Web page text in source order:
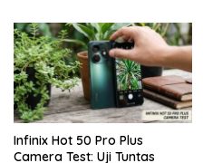
Infinix Hot 50 Pro Plus
Camera Test: Uji Tuntas